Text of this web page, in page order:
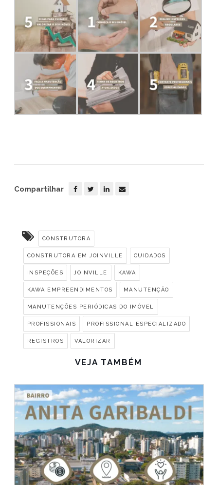
Compartilhar
CONSTRUTORA
CONSTRUTORA EM JOINVILLE CUIDADOS
INSPEÇÕES JOINVILLE KAWA
KAWA EMPREENDIMENTOS MANUTENÇÃO
MANUTENÇÕES PERIÓDICAS DO IMÓVEL
PROFISSIONAIS PROFISSIONAL ESPECIALIZADO
REGISTROS VALORIZAR
VEJA TAMBÉM